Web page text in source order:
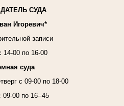
СУДА
Игоревич*
записи
14-00 по 16-00
суда
с 09-00 по 18-00
09-00 по 16--45